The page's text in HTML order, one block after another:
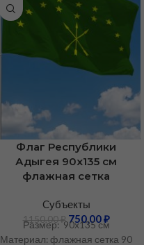
Флаг Республики
Адыгея 90х135 см
флажная сетка
Cубъекты
1150,00₽ 750,00₽
Размер: 90х135 см
Материал: флажная сетка 90